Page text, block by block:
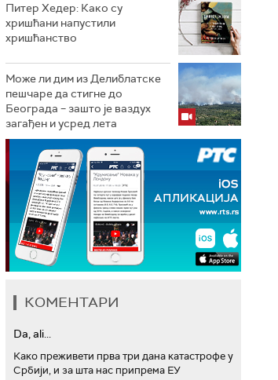
Питер Хедер: Како су
хришћани напустили
хришћанство
Може ли дим из Делиблатске
пешчаре да стигне до
Београда – зашто је ваздух
загађен и усред лета
КОМЕНТАРИ
Da, ali...
Како преживети прва три дана катастрофе у
Србији, и за шта нас припрема ЕУ